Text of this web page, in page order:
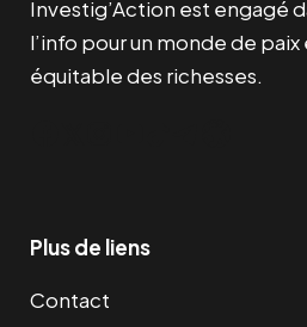
Investig’Action est engagé
l’info pour un monde de
équitable des richesses.
Plus de liens
Contact